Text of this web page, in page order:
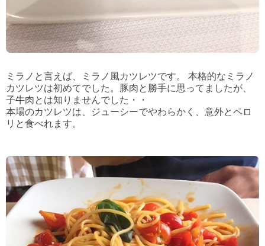
ミラノと言えば、ミラノ風カツレツです。 本格的なミラノ
カツレツは初めてでした。
豚肉と勝手に思ってましたが、
子牛肉とは知りませんでした・・
本場のカツレツは、ジューシーでやわらかく、意外とペロ
リと食べれます。